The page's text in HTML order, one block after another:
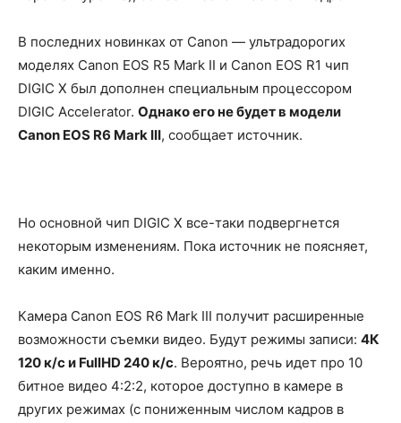
В последних новинках от Canon — ультрадорогих
моделях Canon EOS R5 Mark II и Canon EOS R1 чип
DIGIC X был дополнен специальным процессором
DIGIC Accelerator. Однако его не будет в модели
Canon EOS R6 Mark III, сообщает источник.
Но основной чип DIGIC X все-таки подвергнется
некоторым изменениям. Пока источник не поясняет,
каким именно.
Камера Canon EOS R6 Mark III получит расширенные
возможности съемки видео. Будут режимы записи: 4К
120 к/с и FullHD 240 к/с. Вероятно, речь идет про 10
битное видео 4:2:2, которое доступно в камере в
других режимах (с пониженным числом кадров в